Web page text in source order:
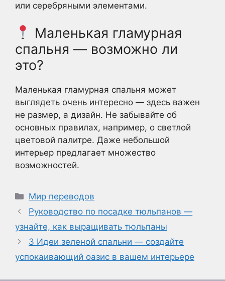
или серебряными элементами.
Маленькая гламурная
спальня — возможно ли
это?
Маленькая гламурная спальня может
выглядеть очень интересно — здесь важен
не размер, а дизайн. Не забывайте об
основных правилах, например, о светлой
цветовой палитре. Даже небольшой
интерьер предлагает множество
возможностей.
Рубрики
Мир переводов
Руководство по посадке тюльпанов —
узнайте, как выращивать тюльпаны
3 Идеи зеленой спальни — создайте
успокаивающий оазис в вашем интерьере